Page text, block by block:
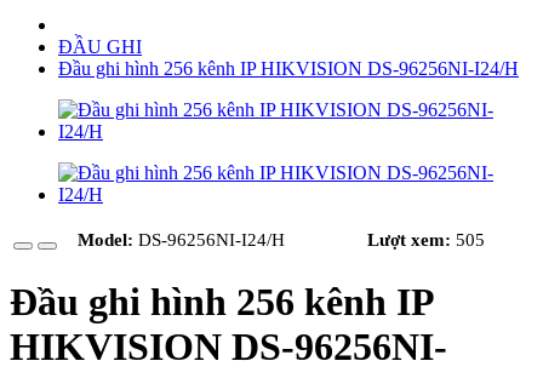
ĐẦU GHI
Đầu ghi hình 256 kênh IP HIKVISION DS-96256NI-I24/H
Model: DS-96256NI-I24/H Lượt xem: 505
Đầu ghi hình 256 kênh IP
HIKVISION DS-96256NI-